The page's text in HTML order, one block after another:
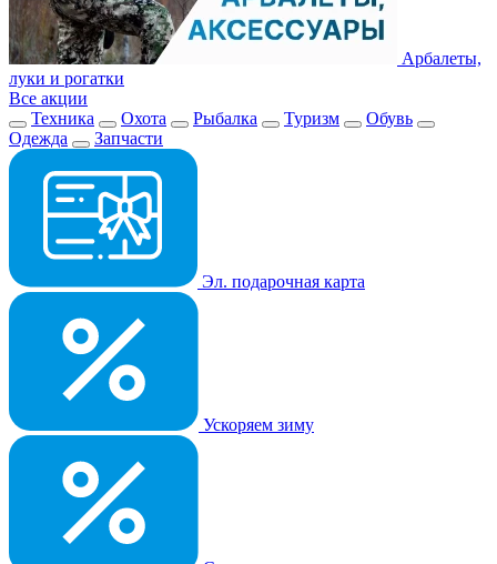
Арбалеты,
луки и рогатки
Все акции
Техника
Охота Рыбалка Туризм
Обувь
Одежда
Запчасти
Эл. подарочная карта
Ускоряем зиму